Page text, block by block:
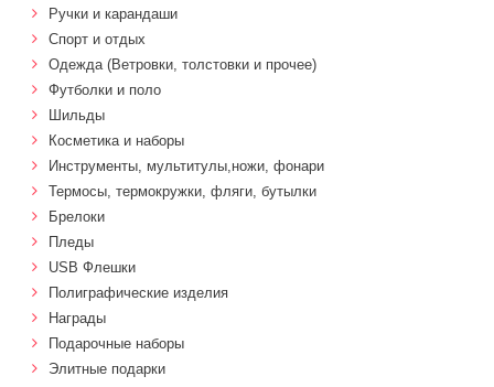
Ручки и карандаши
Спорт и отдых
Одежда (Ветровки, толстовки и прочее)
Футболки и поло
Шильды
Косметика и наборы
Инструменты, мультитулы,ножи, фонари
Термосы, термокружки, фляги, бутылки
Брелоки
Пледы
USB Флешки
Полиграфические изделия
Награды
Подарочные наборы
Элитные подарки